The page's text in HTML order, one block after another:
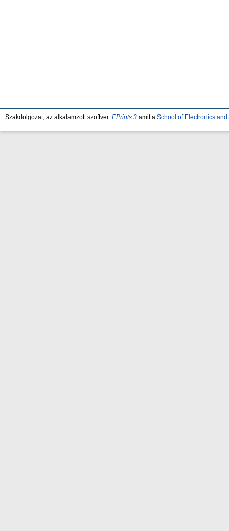
Szakdolgozat, az alkalamzott szoftver: EPrints 3 amit a School of Electronics